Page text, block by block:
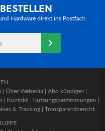
Hardware direkt ins Postfach
| Über Webedia | Abo kündigen |
| Kontakt | Nutzungsbestimmungen |
& Tracking | Transparenzbericht